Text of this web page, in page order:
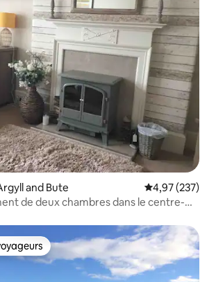
and Bute Évaluation
4,97 (237)
de deux chambres dans le centre-